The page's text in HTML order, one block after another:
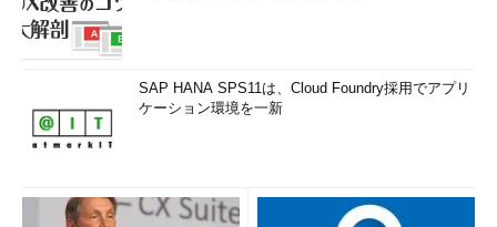
SAP HANA SPS11は、Cloud Foundry採用でアプリ
ケーション環境を一新